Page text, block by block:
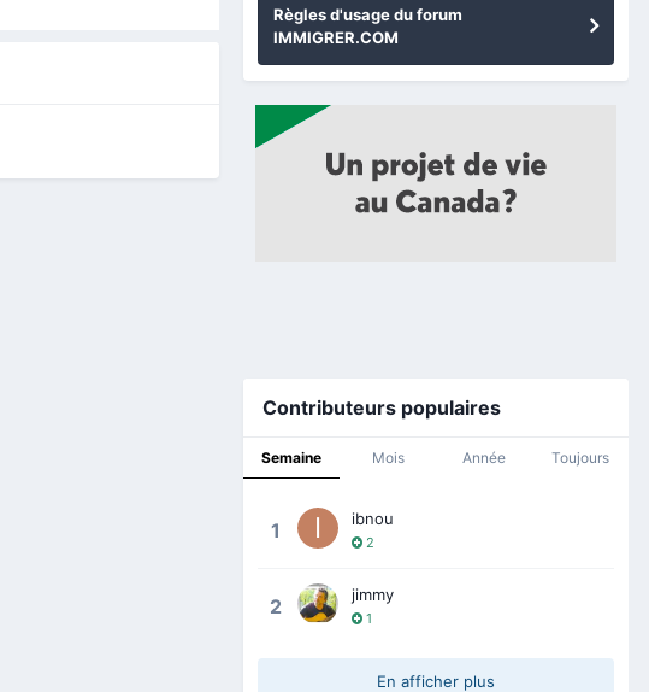
Règles d'usage du forum
IMMIGRER.COM
Contributeurs populaires
Semaine Mois Année Toujours
1 ibnou
2
2 jimmy
1
En afficher plus